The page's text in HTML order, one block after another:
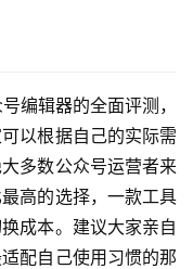
编辑器的全面评测，
以根据自己的实际需
多数公众号运营者来
高的选择，一款工具
成本。建议大家亲自
配自己使用习惯的那